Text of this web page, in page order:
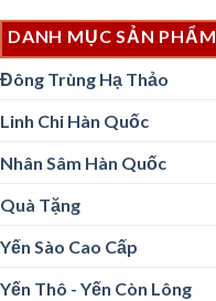
DANH MỤC SẢN PHẨM
Đông Trùng Hạ Thảo
Linh Chi Hàn Quốc
Nhân Sâm Hàn Quốc
Quà Tặng
Yến Sào Cao Cấp
Yến Thô - Yến Còn Lông